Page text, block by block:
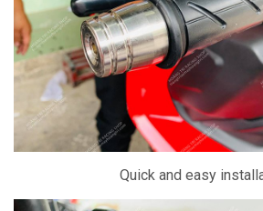
Quick and easy